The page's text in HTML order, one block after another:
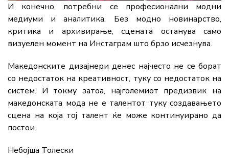
И конечно, потребни се професионални модни
медиуми и аналитика. Без модно новинарство,
критика и архивирање, сцената останува само
визуелен момент на Инстаграм што брзо исчезнува.
Македонските дизајнери денес најчесто не се борат
со недостаток на креативност, туку со недостаток на
систем. И токму затоа, најголемиот предизвик на
македонската мода не е талентот туку создавањето
сцена на која тој талент ќе може континуирано да
постои.
Небојша Толески